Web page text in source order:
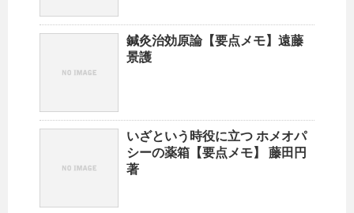
鍼灸治効原論【要点メモ】遠藤
景護
いざという時役に立つ ホメオパ
シーの薬箱【要点メモ】 藤田円
著